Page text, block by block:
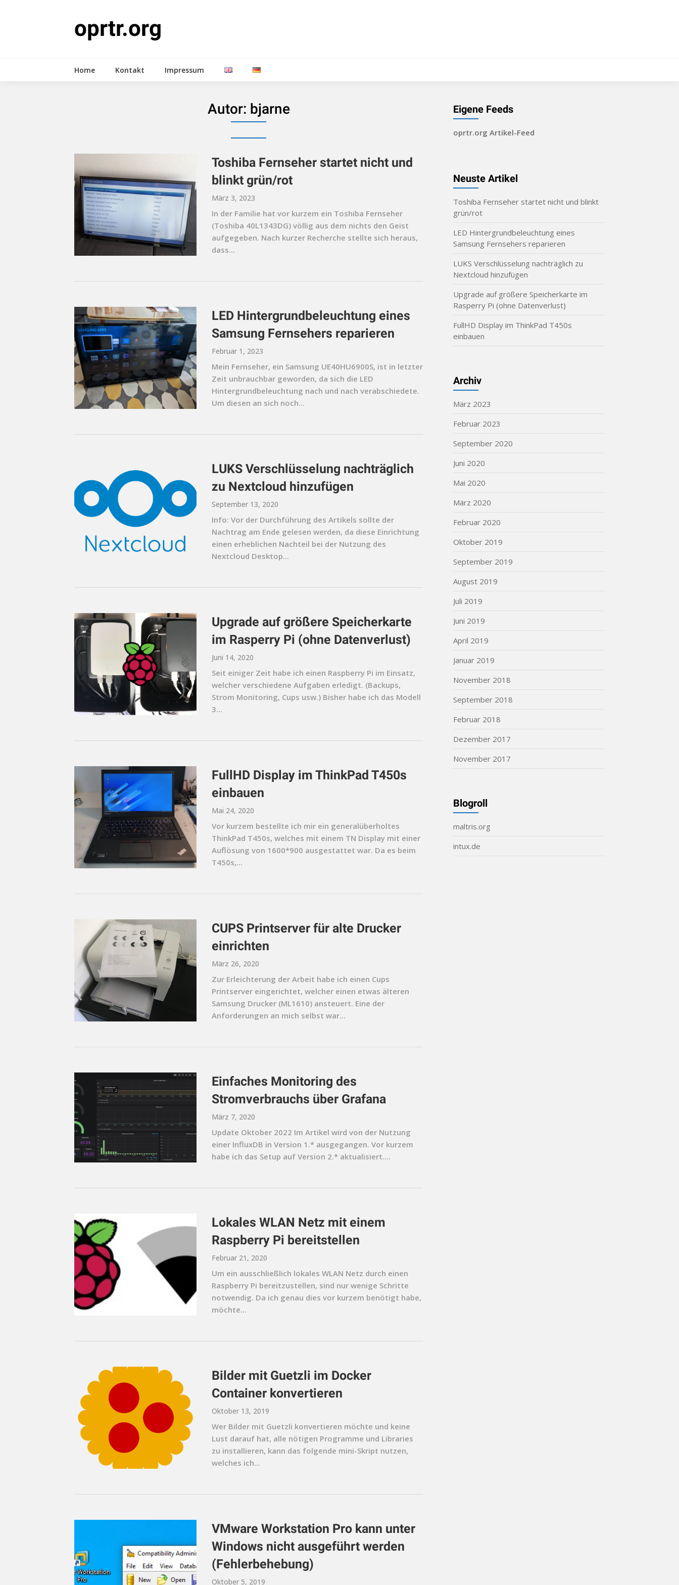
oprtr.org
Home Kontakt Impressum
Autor: bjarne
Toshiba Fernseher startet nicht und
blinkt grün/rot
März 3, 2023
In der Familie hat vor kurzem ein Toshiba Fernseher
(Toshiba 40L1343DG) völlig aus dem nichts den Geist
aufgegeben. Nach kurzer Recherche stellte sich heraus,
dass...
LED Hintergrundbeleuchtung eines
Samsung Fernsehers reparieren
Februar 1, 2023
Mein Fernseher, ein Samsung UE40HU6900S, ist in letzter
Zeit unbrauchbar geworden, da sich die LED
Hintergrundbeleuchtung nach und nach verabschiedete.
Um diesen an sich noch...
LUKS Verschlüsselung nachträglich
zu Nextcloud hinzufügen
September 13, 2020
Info: Vor der Durchführung des Artikels sollte der
Nachtrag am Ende gelesen werden, da diese Einrichtung
einen erheblichen Nachteil bei der Nutzung des
Nextcloud Desktop...
Upgrade auf größere Speicherkarte
im Rasperry Pi (ohne Datenverlust)
Juni 14, 2020
Seit einiger Zeit habe ich einen Raspberry Pi im Einsatz,
welcher verschiedene Aufgaben erledigt. (Backups,
Strom Monitoring, Cups usw.) Bisher habe ich das Modell
3...
FullHD Display im ThinkPad T450s
einbauen
Mai 24, 2020
Vor kurzem bestellte ich mir ein generalüberholtes
ThinkPad T450s, welches mit einem TN Display mit einer
Auflösung von 1600*900 ausgestattet war. Da es beim
T450s,...
CUPS Printserver für alte Drucker
einrichten
März 26, 2020
Zur Erleichterung der Arbeit habe ich einen Cups
Printserver eingerichtet, welcher einen etwas älteren
Samsung Drucker (ML1610) ansteuert. Eine der
Anforderungen an mich selbst war...
Einfaches Monitoring des
Stromverbrauchs über Grafana
März 7, 2020
Update Oktober 2022 Im Artikel wird von der Nutzung
einer InfluxDB in Version 1.* ausgegangen. Vor kurzem
habe ich das Setup auf Version 2.* aktualisiert....
Lokales WLAN Netz mit einem
Raspberry Pi bereitstellen
Februar 21, 2020
Um ein ausschließlich lokales WLAN Netz durch einen
Raspberry Pi bereitzustellen, sind nur wenige Schritte
notwendig. Da ich genau dies vor kurzem benötigt habe,
möchte...
Bilder mit Guetzli im Docker
Container konvertieren
Oktober 13, 2019
Wer Bilder mit Guetzli konvertieren möchte und keine
Lust darauf hat, alle nötigen Programme und Libraries
zu installieren, kann das folgende mini-Skript nutzen,
welches ich...
VMware Workstation Pro kann unter
Windows nicht ausgeführt werden
(Fehlerbehebung)
Oktober 5, 2019
Eigene Feeds
oprtr.org Artikel-Feed
Neuste Artikel
Toshiba Fernseher startet nicht und blinkt
grün/rot
LED Hintergrundbeleuchtung eines
Samsung Fernsehers reparieren
LUKS Verschlüsselung nachträglich zu
Nextcloud hinzufügen
Upgrade auf größere Speicherkarte im
Rasperry Pi (ohne Datenverlust)
FullHD Display im ThinkPad T450s
einbauen
Archiv
März 2023
Februar 2023
September 2020
Juni 2020
Mai 2020
März 2020
Februar 2020
Oktober 2019
September 2019
August 2019
Juli 2019
Juni 2019
April 2019
Januar 2019
November 2018
September 2018
Februar 2018
Dezember 2017
November 2017
Blogroll
maltris.org
intux.de